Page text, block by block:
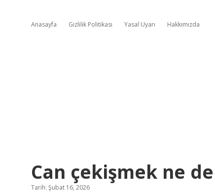
Anasayfa Gizlilik Politikası Yasal Uyarı Hakkımızda
Can çekişmek ne
Tarih: Şubat 16, 2026